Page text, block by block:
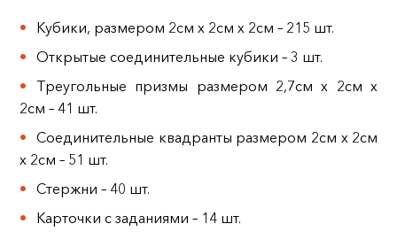
Кубики, размером 2см х 2см х 2см – 215 шт.
Открытые соединительные кубики – 3 шт.
Треугольные призмы размером 2,7см х 2см х
2см – 41 шт.
Соединительные квадранты размером 2см х 2см
х 2см – 51 шт.
Стержни – 40 шт.
Карточки с заданиями – 14 шт.